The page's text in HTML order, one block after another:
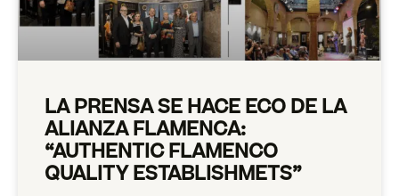
LA PRENSA SE HACE ECO DE LA
ALIANZA FLAMENCA:
“AUTHENTIC FLAMENCO
QUALITY ESTABLISHMETS”